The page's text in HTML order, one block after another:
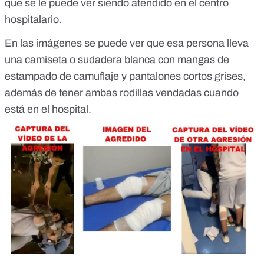
que se le puede ver siendo atendido en el centro
hospitalario.
En las imágenes se puede ver que esa persona lleva
una camiseta o sudadera blanca con mangas de
estampado de camuflaje y pantalones cortos grises,
además de tener ambas rodillas vendadas cuando
está en el hospital.